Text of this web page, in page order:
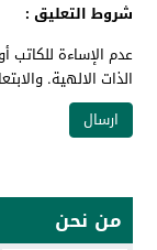
شروط التعليق :
عدم الإساءة للكاتب
الذات الالهية.
من نحن